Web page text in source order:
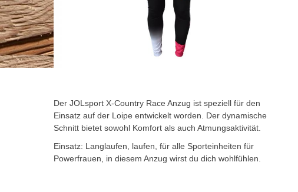
Bildgalerie
Der JOLsport X-Country Race Anzug ist speziell für den
Einsatz auf der Loipe entwickelt worden. Der dynamische
Schnitt bietet sowohl Komfort als auch Atmungsaktivität.
Einsatz: Langlaufen, laufen, für alle Sporteinheiten für
Powerfrauen, in diesem Anzug wirst du dich wohlfühlen.